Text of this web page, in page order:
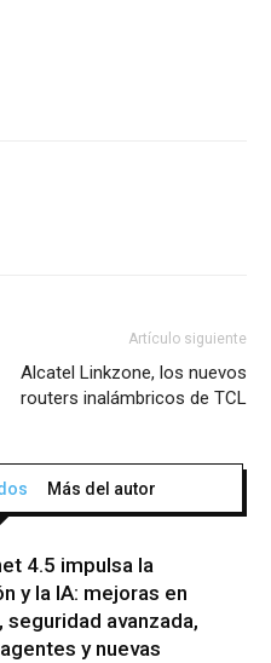
Artículo siguiente
Alcatel Linkzone, los nuevos
routers inalámbricos de TCL
Más del autor
4.5 impulsa la
y la IA: mejoras en
avanzada,
y nuevas